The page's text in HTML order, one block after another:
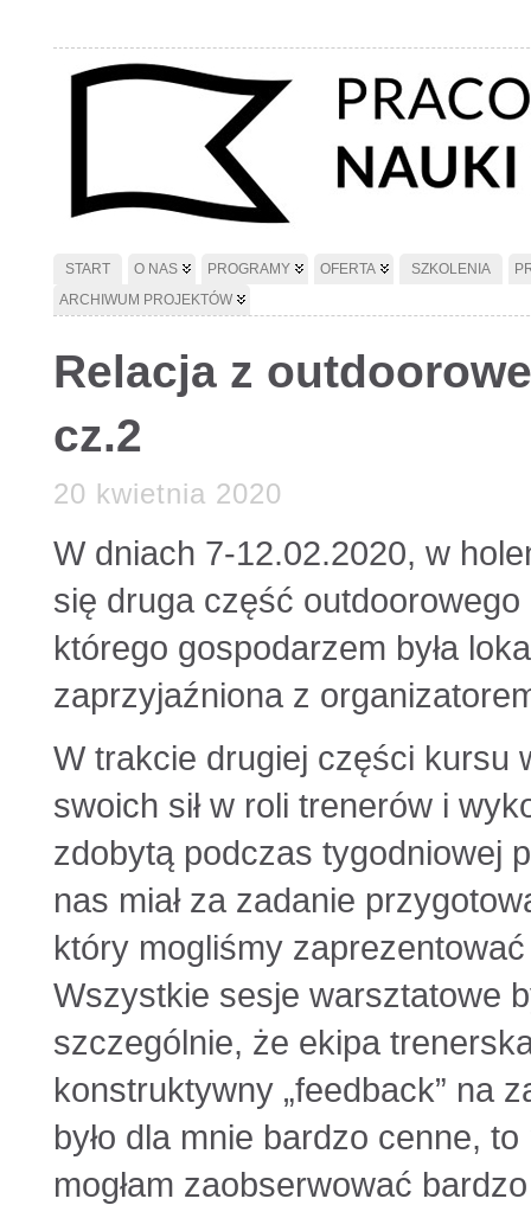
START O NAS PROGRAMY OFERTA SZKOLENIA
ARCHIWUM PROJEKTÓW
Relacja z
cz.2
20 kwietnia 2020
W dniach 7-12.02.2020, w
się druga część
którego gospodarzem była
zaprzyjaźniona z
W trakcie drugiej części kursu
swoich sił w roli trenerów i
zdobytą podczas tygodniowej
nas miał za zadanie
który mogliśmy
Wszystkie sesje warsztatowe
szczególnie, że ekipa
konstruktywny „feedback” na
było dla mnie bardzo cenne,
mogłam zaobserwować